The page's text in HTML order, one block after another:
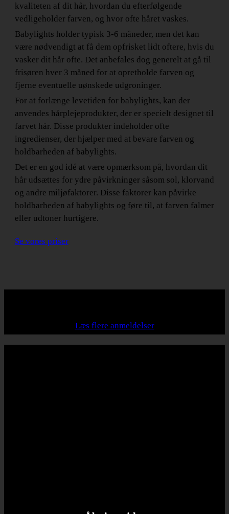
kvaliteten af dit hår, hvordan du efterfølgende
vedligeholder farven, og hvor ofte håret vaskes.
Babylights holder typisk 3-6 måneder, men det kan
være nødvendigt at få dem opfrisket lidt oftere, hvis du
vasker dit hår ofte. Det anbefales dog generelt at gå til
frisøren hver 3 måned for at opretholde farven og
fjerne eventuelle uønskede udgroninger.
For at forlænge levetiden for babylights, kan der
anvendes hårplejeprodukter, der er specielt designet til
farvet hår. Disse produkter indeholder ofte
ingredienser, der hjælper med at bevare farven og
holdbarheden af babylights.
Det er en god idé at være opmærksom på, hvordan dit
hår udsættes for ydre påvirkninger såsom sol, klorvand
og andre miljøfaktorer. Disse faktorer kan påvirke
holdbarheden af babylights og føre til, at farven falmer
eller udtoner hurtigere.
Se vores priser
Læs flere anmeldelser